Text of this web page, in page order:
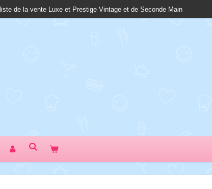
de la vente Luxe et Prestige Vintage et de Seconde Main